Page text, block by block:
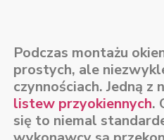
Podczas montażu
prostych, ale
czynnościach. Jedną
listew przyokiennych.
się to niemal